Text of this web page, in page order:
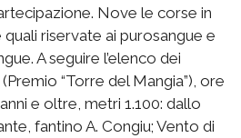
Nove le corse in
riservate ai purosangue e
A seguire l’elenco dei
(Premio “Torre del Mangia”), ore
e oltre, metri 1.100: dallo
fantino A. Congiu; Vento di